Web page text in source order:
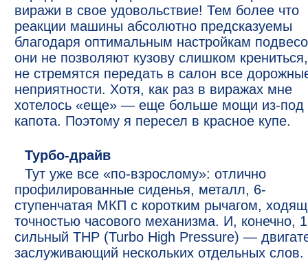
виражи в свое удовольствие! Тем более что
реакции машины абсолютно предсказуемы
благодаря оптимальным настройкам
они не позволяют кузову слишком
не стремятся передать в салон все
неприятности. Хотя, как раз в виражах мне
хотелось «еще» — еще больше мощи из-под
капота. Поэтому я пересел в красное купе.
Турбо-драйв
Тут уже все «по-взрослому»: отлично
профилированные сиденья, металл, 6-
ступенчатая МКП с коротким рычагом,
точностью часового механизма. И, конечно,
сильный THP (Turbo High Pressure) —
заслуживающий нескольких отдельных слов.